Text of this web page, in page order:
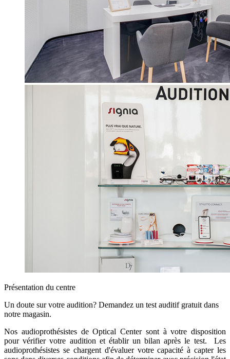
Présentation du centre
Un doute sur votre audition? Demandez un test auditif gratuit dans
notre magasin.
Nos audioprothésistes de Optical Center sont à votre disposition
pour vérifier votre audition et établir un bilan après le test. Les
audioprothésistes se chargent d'évaluer votre capacité à capter les